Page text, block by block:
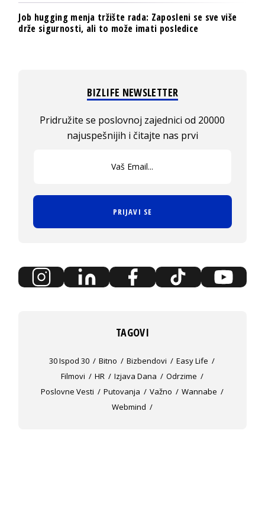
Job hugging menja tržište rada: Zaposleni se sve više
drže sigurnosti, ali to može imati posledice
BIZLIFE NEWSLETTER
Pridružite se poslovnoj zajednici od 20000
najuspešnijih i čitajte nas prvi
PRIJAVI SE
TAGOVI
30 Ispod 30 Bitno Bizbendovi
Easy Life
Filmovi
HR Izjava Dana
Odrzime
Poslovne Vesti
Putovanja Važno
Wannabe
Webmind